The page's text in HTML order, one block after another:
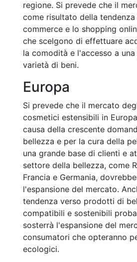
regione. Si prevede che il
come risultato della
commerce e lo shopping
che scelgono di effettuare
la comodità e l'accesso a
varietà di beni.
Europa
Si prevede che il mercato
cosmetici estensibili in
causa della crescente
bellezza e per la cura della
una grande base di clienti e
settore della bellezza, come
Francia e Germania,
l'espansione del mercato.
tendenza verso prodotti di
compatibili e sostenibili
sosterrà l'espansione del
consumatori che opteranno
ecologici.